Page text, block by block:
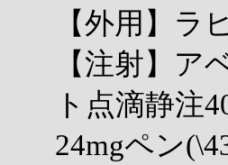
【外用】ラ
【注射】ア
ト点滴静注
24mgペン